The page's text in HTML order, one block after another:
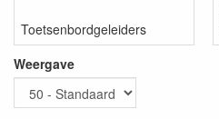
Toetsenbordgeleiders
Weergave